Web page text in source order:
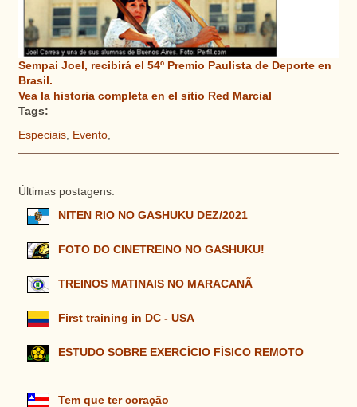
Sempai Joel, recibirá el 54º Premio Paulista de Deporte en
Brasil.
Vea la historia completa en el sitio Red Marcial
Tags:
Especiais, Evento,
Últimas postagens:
NITEN RIO NO GASHUKU DEZ/2021
FOTO DO CINETREINO NO GASHUKU!
TREINOS MATINAIS NO MARACANÃ
First training in DC - USA
ESTUDO SOBRE EXERCÍCIO FÍSICO REMOTO
Tem que ter coração